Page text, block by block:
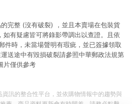
完整 (沒有破裂) ，並且本賣場在包裝貨
有疑慮皆可將錄影帶調出以查證。且依
件時，未當場聲明有瑕疵，並已簽據領取
送途中有毀損破裂請參照中華郵政法規第
片僅供參考
訊的整合性平台，並依購物情報中的趨勢與